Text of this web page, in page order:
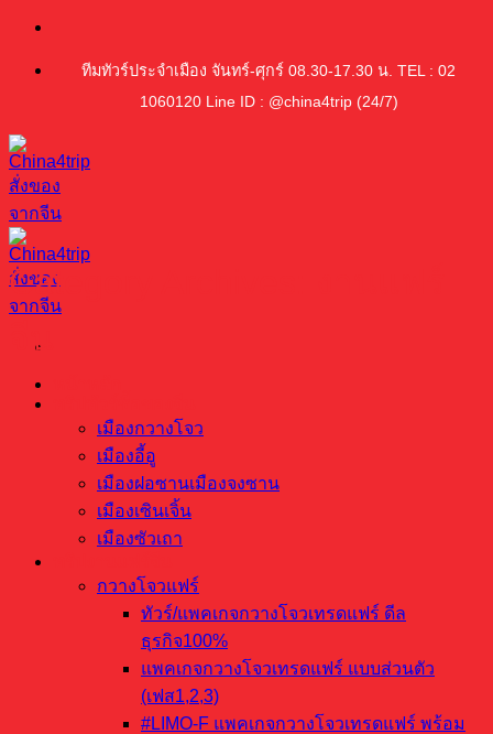
ข้าม
ทีมทัวร์ประจำเมือง จันทร์-ศุกร์ 08.30-17.30 น. TEL : 02
1060120 Line ID : @china4trip (24/7)
เมืองกวางโจว
เมืองอี้อู
เมืองฝอซานเมืองจงซาน
เมืองเซินเจิ้น
เมืองซัวเถา
กวางโจวแฟร์
ทัวร์/แพคเกจกวางโจวเทรดแฟร์ ดีล
ธุรกิจ100%
แพคเกจกวางโจวเทรดแฟร์ แบบส่วนตัว
(เฟส1,2,3)
#LIMO-F แพคเกจกวางโจวเทรดแฟร์ พร้อม
Category Archives:
จีน